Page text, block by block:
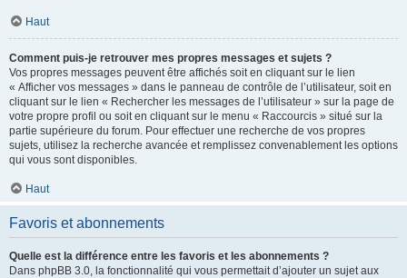
Haut
Comment puis-je retrouver mes propres messages et sujets ?
Vos propres messages peuvent être affichés soit en cliquant sur le lien
« Afficher vos messages » dans le panneau de contrôle de l’utilisateur, soit en
cliquant sur le lien « Rechercher les messages de l’utilisateur » sur la page de
votre propre profil ou soit en cliquant sur le menu « Raccourcis » situé sur la
partie supérieure du forum. Pour effectuer une recherche de vos propres
sujets, utilisez la recherche avancée et remplissez convenablement les options
qui vous sont disponibles.
Haut
Favoris et abonnements
Quelle est la différence entre les favoris et les abonnements ?
Dans phpBB 3.0, la fonctionnalité qui vous permettait d’ajouter un sujet aux